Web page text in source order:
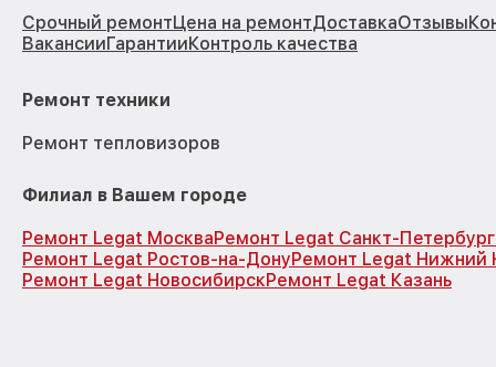
Срочный ремонтЦена на ремонтДоставкаОтзывы
ВакансииГарантииКонтроль качества
Ремонт техники
Ремонт тепловизоров
Филиал в Вашем городе
Ремонт Legat МоскваРемонт Legat Санкт-Петербург
Ремонт Legat Ростов-на-ДонуРемонт Legat Нижний
Ремонт Legat НовосибирскРемонт Legat Казань